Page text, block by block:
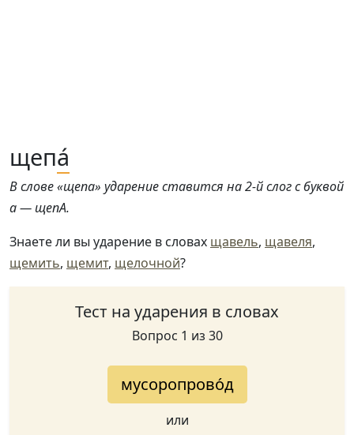
щепа́
В слове «щепа» ударение ставится на 2-й слог с буквой
а — щепА.
Знаете ли вы ударение в словах щавель, щавеля,
щемить, щемит, щелочной?
Тест на ударения в словах
Вопрос 1 из 30
мусоропрово́д
или